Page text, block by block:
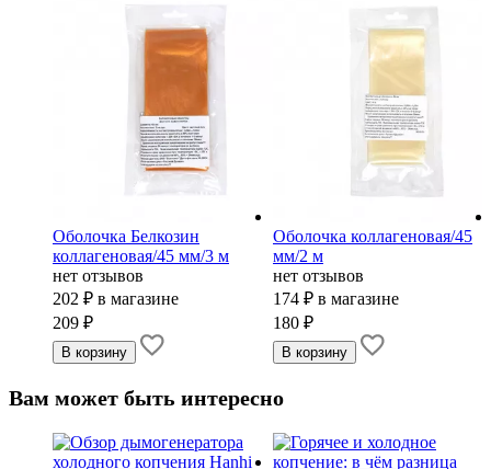
Оболочка Белкозин
коллагеновая/45 мм/3 м
нет отзывов
202 ₽ в магазине
209 ₽
Оболочка коллагеновая/45
мм/2 м
нет отзывов
174 ₽ в магазине
180 ₽
Вам может быть интересно